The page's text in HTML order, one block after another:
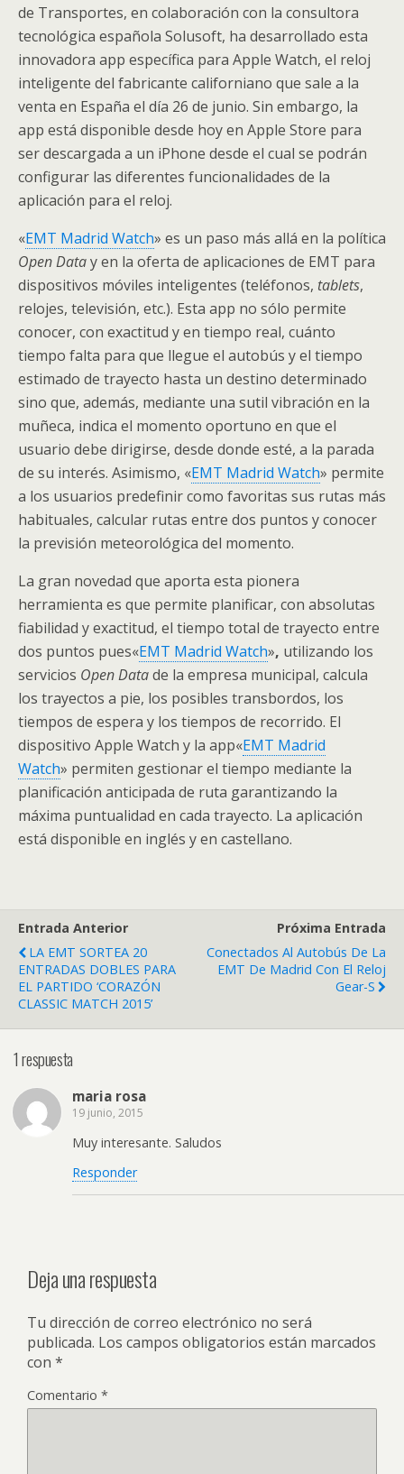
de Transportes, en colaboración con la consultora
tecnológica española Solusoft, ha desarrollado esta
innovadora app específica para Apple Watch, el reloj
inteligente del fabricante californiano que sale a la
venta en España el día 26 de junio. Sin embargo, la
app está disponible desde hoy en Apple Store para
ser descargada a un iPhone desde el cual se podrán
configurar las diferentes funcionalidades de la
aplicación para el reloj.
«EMT Madrid Watch» es un paso más allá en la política
Open Datay en la oferta de aplicaciones de EMT para
dispositivos móviles inteligentes (teléfonos, tablets,
relojes, televisión, etc.). Esta app no sólo permite
conocer, con exactitud y en tiempo real, cuánto
tiempo falta para que llegue el autobús y el tiempo
estimado de trayecto hasta un destino determinado
sino que, además, mediante una sutil vibración en la
muñeca, indica el momento oportuno en que el
usuario debe dirigirse, desde donde esté, a la parada
de su interés. Asimismo, «EMT Madrid Watch» permite
a los usuarios predefinir como favoritas sus rutas más
habituales, calcular rutas entre dos puntos y conocer
la previsión meteorológica del momento.
La gran novedad que aporta esta pionera
herramienta es que permite planificar, con absolutas
fiabilidad y exactitud, el tiempo total de trayecto entre
dos puntos pues«EMT Madrid Watch», utilizando los
servicios Open Datade la empresa municipal, calcula
los trayectos a pie, los posibles transbordos, los
tiempos de espera y los tiempos de recorrido. El
dispositivo Apple Watch y la app«EMT Madrid
Watch» permiten gestionar el tiempo mediante la
planificación anticipada de ruta garantizando la
máxima puntualidad en cada trayecto. La aplicación
está disponible en inglés y en castellano.
Entrada Anterior
LA EMT SORTEA 20
ENTRADAS DOBLES PARA
EL PARTIDO ‘CORAZÓN
CLASSIC MATCH 2015’
Próxima Entrada
Conectados Al Autobús De La
EMT De Madrid Con El Reloj
Gear-S
1 respuesta
maria rosa
19 junio, 2015
Muy interesante. Saludos
Responder
Deja una respuesta
Tu dirección de correo electrónico no será
publicada. Los campos obligatorios están marcados
con *
Comentario *